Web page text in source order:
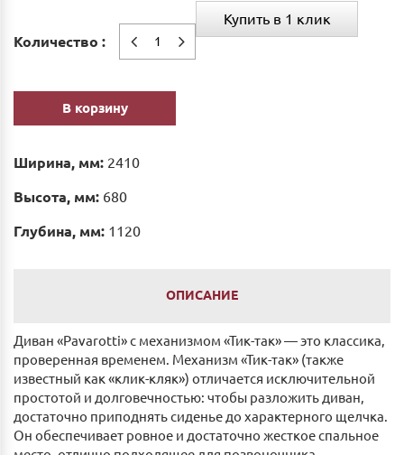
Количество :
В корзину
Купить в 1 клик
Ширина, мм: 2410
Высота, мм: 680
Глубина, мм: 1120
ОПИСАНИЕ
Диван «Pavarotti» с механизмом «Тик-так» — это классика,
проверенная временем. Механизм «Тик-так» (также
известный как «клик-кляк») отличается исключительной
простотой и долговечностью: чтобы разложить диван,
достаточно приподнять сиденье до характерного щелчка.
Он обеспечивает ровное и достаточно жесткое спальное